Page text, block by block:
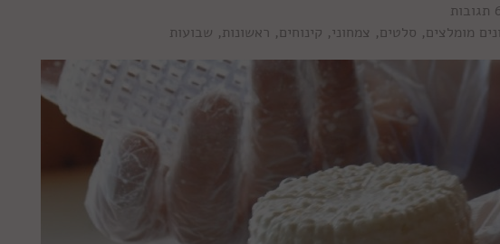
מומלצים, סלטים, צמחוני, קינוחים, ראשונות, שבועות